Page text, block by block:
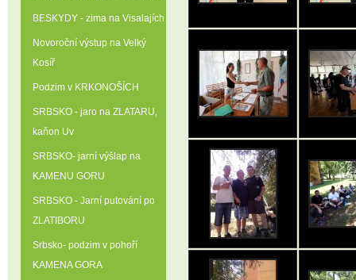
BESKYDY - zima na Visalajích
Novoroční výstup na Velký
Kosíř
Podzim v KRKONOŠÍCH
SRBSKO - jaro na ZLATARU‚
kaňon Uv
SRBSKO- jarní výšlap na
KAMENU GORU
SRBSKO - Jarní putování po
ZLATIBORU
Srbsko- podzim v pohoří
KAMENA GORA